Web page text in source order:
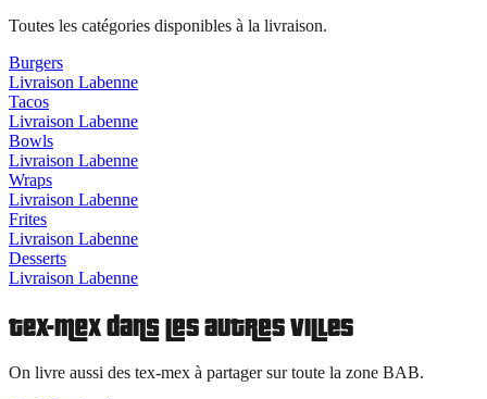
Toutes les catégories disponibles à la livraison.
Burgers
Livraison Labenne
Tacos
Livraison Labenne
Bowls
Livraison Labenne
Wraps
Livraison Labenne
Frites
Livraison Labenne
Desserts
Livraison Labenne
Tex-Mexdans les autres villes
On livre aussi des tex-mex à partagersur toute la zone BAB.